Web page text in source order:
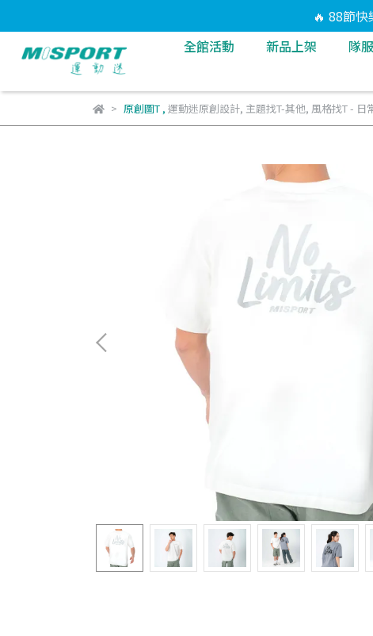
🔥 88節
全館活動
新品上架 隊
原創圖T, 運動迷原創設計, 主題找T-其他, 風格找T - 日